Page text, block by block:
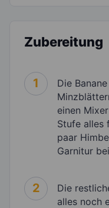
Zubereitung
1
Die
einen
Stufe alles
paar
Garnitur
2
Die
alles noch